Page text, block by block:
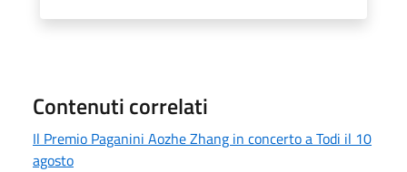
Contenuti correlati
Il Premio Paganini Aozhe Zhang in concerto a Todi il 10
agosto